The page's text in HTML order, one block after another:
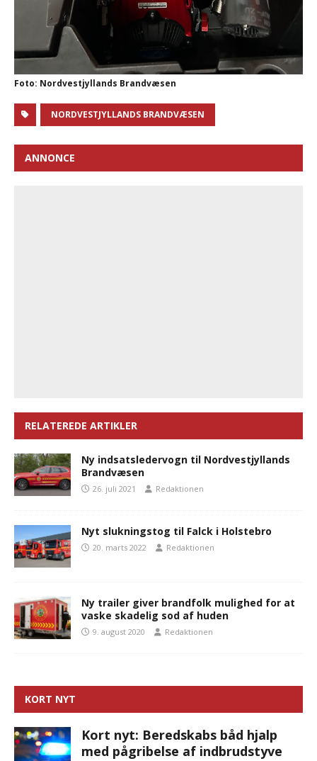
Foto: Nordvestjyllands Brandvæsen
NORDVESTJYLLANDS BRANDVÆSEN
ANNONCE
RELATEREDE ARTIKLER
Ny indsatsledervogn til Nordvestjyllands
Brandvæsen
26. juli 2021 Redaktionen
Nyt slukningstog til Falck i Holstebro
20. marts 2022 Redaktionen
Ny trailer giver brandfolk mulighed for at
vaske skadelig sod af huden
9. august 2020 Redaktionen
KORT NYT
Kort nyt: Beredskabs båd hjalp
med pågribelse af indbrudstyve